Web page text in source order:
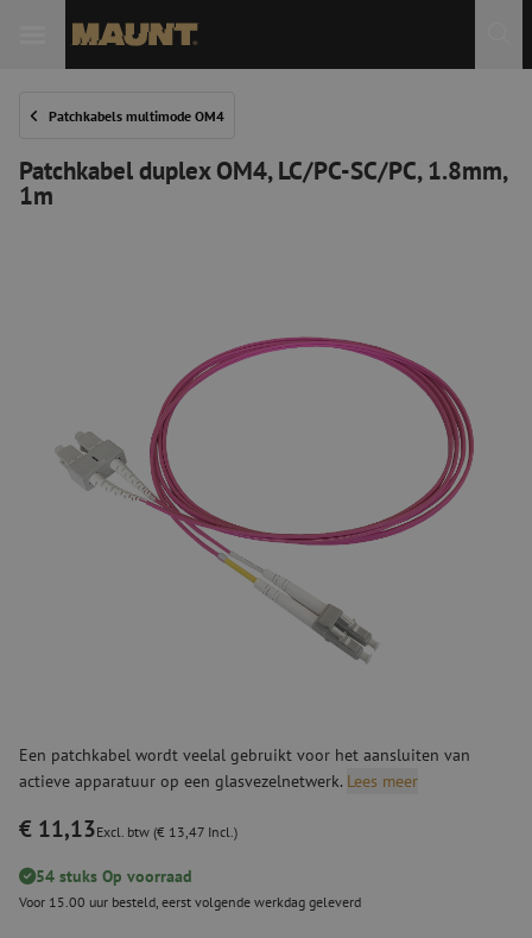
Patchkabels multimode OM4
Patchkabel duplex OM4, LC/PC-SC/PC, 1.8mm,
1m
Een patchkabel wordt veelal gebruikt voor het aansluiten van
actieve apparatuur op een glasvezelnetwerk. Lees meer
€ 11,13Excl. btw (€ 13,47 Incl.)
54 stuks Op voorraad
Voor 15.00 uur besteld, eerst volgende werkdag geleverd